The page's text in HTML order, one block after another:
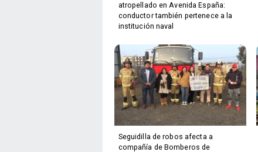
atropellado en Avenida España:
conductor también pertenece a la
institución naval
Seguidilla de robos afecta a
compañía de Bomberos de